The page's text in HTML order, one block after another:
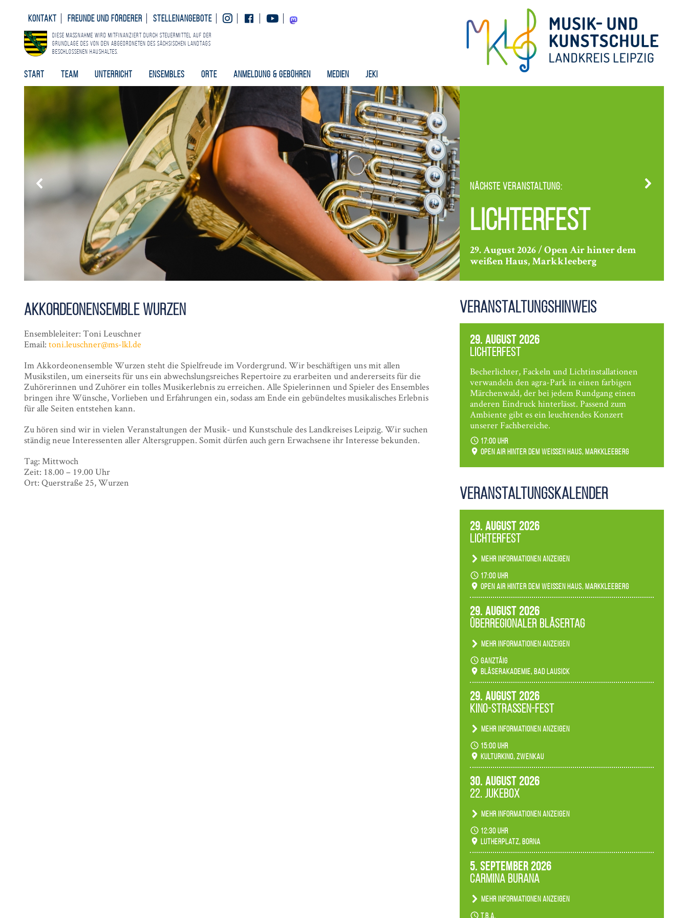
Kontakt Freunde und Förderer Stellenangebote InstagramFacebookYoutubeMastodon
Diese Maßnahme wird mitfinanziert durch Steuermittel auf der
Grundlage des von den Abgeordneten des Sächsischen Landtags
beschlossenen Haushaltes.
Start Team Unterricht Ensembles Orte Anmeldung & Gebühren Medien Jeki
Nächste Veranstaltung:
Lichterfest
29. August 2026 / Open Air hinter dem
weißen Haus, Markkleeberg
Akkordeon­ensemble Wurzen
Ensembleleiter: Toni Leuschner
Email: toni.leuschner@ms-lkl.de
Im Akkordeonensemble Wurzen steht die Spielfreude im Vordergrund. Wir beschäftigen uns mit allen
Musikstilen, um einerseits für uns ein abwechslungsreiches Repertoire zu erarbeiten und andererseits für die
Zuhörerinnen und Zuhörer ein tolles Musikerlebnis zu erreichen. Alle Spielerinnen und Spieler des Ensembles
bringen ihre Wünsche, Vorlieben und Erfahrungen ein, sodass am Ende ein gebündeltes musikalisches Erlebnis
für alle Seiten entstehen kann.
Zu hören sind wir in vielen Veranstaltungen der Musik- und Kunstschule des Landkreises Leipzig. Wir suchen
ständig neue Interessenten aller Altersgruppen. Somit dürfen auch gern Erwachsene ihr Interesse bekunden.
Tag: Mittwoch
Zeit: 18.00 – 19.00 Uhr
Ort: Querstraße 25, Wurzen
Veranstaltungshinweis
29. August 2026
Lichterfest
Becherlichter, Fackeln und Lichtinstallationen
verwandeln den agra-Park in einen farbigen
Märchenwald, der bei jedem Rundgang einen
anderen Eindruck hinterlässt. Passend zum
Ambiente gibt es ein leuchtendes Konzert
unserer Fachbereiche.
17:00 Uhr
Open Air hinter dem weißen Haus, Markkleeberg
Veranstaltungs­kalender
29. August 2026
Lichterfest
Mehr Informationen anzeigen
Becherlichter, Fackeln und Lichtinstallationen
verwandeln den agra-Park in einen farbigen
Märchenwald, der bei jedem Rundgang einen
Ambiente gibt es ein leuchtendes Konzert
unserer Fachbereiche.
17:00 Uhr
Open Air hinter dem weißen Haus, Markkleeberg
29. August 2026
Überregionaler Bläsertag
Mehr Informationen anzeigen
Teilnahme der Bläserklassen.
ganztäig
Bläserakademie, Bad Lausick
29. August 2026
Kino-Straßen-Fest
Mehr Informationen anzeigen
Konzert unserer Zwenkauer Schüler und
Schülerinnen zum Fest des Kulturkinos.
15:00 Uhr
Kulturkino, Zwenkau
30. August 2026
22. Jukebox
Mehr Informationen anzeigen
Anlässlicher der 775-Jahrfeier der Stadt Borna
spielen wir noch einmal unser aktuelles
Jukeboxprogramm zum Stadtfest.
12:30 Uhr
Lutherplatz, Borna
5. September 2026
Carmina Burana
Mehr Informationen anzeigen
Tanztheater der Quertänzer Borna.
t.b.a.